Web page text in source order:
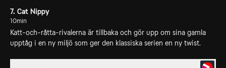
7. Cat Nippy
10min
Katt-och-råtta-rivalerna är tillbaka och gör upp om sina gamla
upptåg i en ny miljö som ger den klassiska serien en ny twist.